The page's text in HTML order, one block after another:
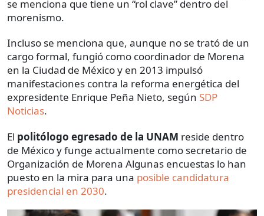
se menciona que tiene un “rol clave” dentro del
morenismo.
Incluso se menciona que, aunque no se trató de un
cargo formal, fungió como coordinador de Morena
en la Ciudad de México y en 2013 impulsó
manifestaciones contra la reforma energética del
expresidente Enrique Peña Nieto, según SDP
Noticias.
El politólogo egresado de la UNAM reside dentro
de México y funge actualmente como secretario de
Organización de Morena Algunas encuestas lo han
puesto en la mira para una posible candidatura
presidencial en 2030.